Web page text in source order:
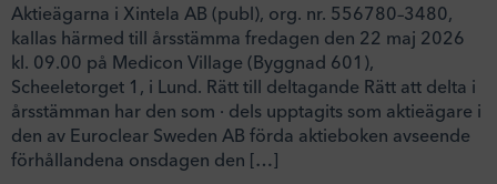
Aktieägarna i Xintela AB (publ), org. nr. 556780–3480,
kallas härmed till årsstämma fredagen den 22 maj 2026
kl. 09.00 på Medicon Village (Byggnad 601),
Scheeletorget 1, i Lund. Rätt till deltagande Rätt att delta i
årsstämman har den som · dels upptagits som aktieägare i
den av Euroclear Sweden AB förda aktieboken avseende
förhållandena onsdagen den […]